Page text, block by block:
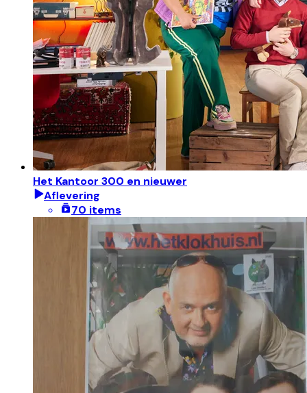
Het Kantoor 300 en nieuwer
Aflevering
70 items